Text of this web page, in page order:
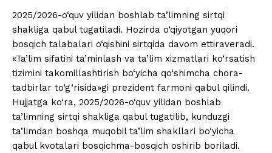
2025/2026-o‘quv yilidan boshlab ta’limning sirtqi
shakliga qabul tugatiladi. Hozirda o‘qiyotgan yuqori
bosqich talabalari o‘qishini sirtqida davom ettiraveradi.
«Ta’lim sifatini ta’minlash va ta’lim xizmatlari ko‘rsatish
tizimini takomillashtirish bo‘yicha qo‘shimcha chora-
tadbirlar to‘g‘risida»gi prezident farmoni qabul qilindi.
Hujjatga ko‘ra, 2025/2026-o‘quv yilidan boshlab
ta’limning sirtqi shakliga qabul tugatilib, kunduzgi
ta’limdan boshqa muqobil ta’lim shakllari bo‘yicha
qabul kvotalari bosqichma-bosqich oshirib boriladi.